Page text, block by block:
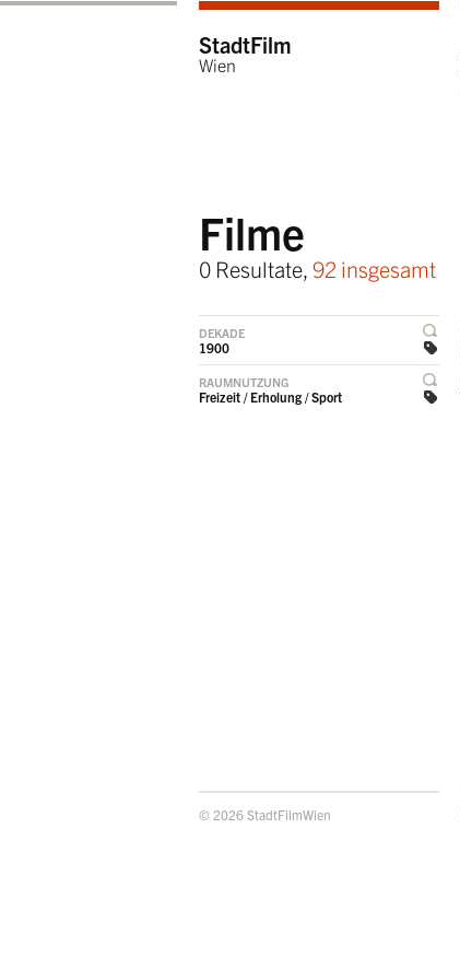
StadtFilm
Wien
Filme
0 Resultate, 92 insgesamt
DEKADE
1900
RAUMNUTZUNG
Freizeit / Erholung / Sport
© 2026 StadtFilmWien